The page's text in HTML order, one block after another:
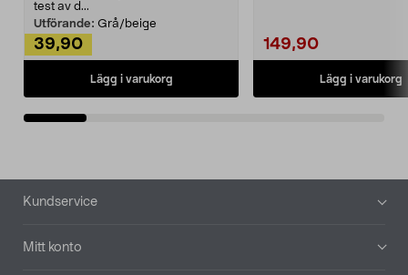
test av d...
Utförande: Grå/beige
39,90
Lägg i varukorg
149,90
Lägg i varukorg
Sidfot
Kundservice
Mitt konto